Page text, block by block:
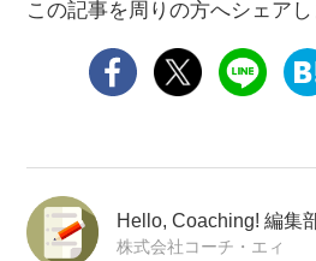
この記事を周りの方へシェアし
Hello, Coaching! 編集
株式会社コーチ・エィ